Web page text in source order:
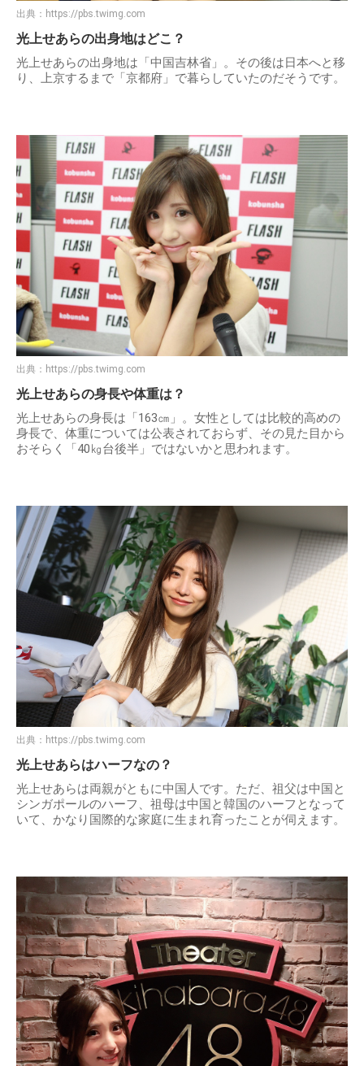
出典： https://pbs.twimg.com
光上せあらの出身地はどこ？
光上せあらの出身地は「中国吉林省」。その後は日本へと移
り、上京するまで「京都府」で暮らしていたのだそうです。
出典： https://pbs.twimg.com
光上せあらの身長や体重は？
光上せあらの身長は「163㎝」。女性としては比較的高めの
身長で、体重については公表されておらず、その見た目から
おそらく「40㎏台後半」ではないかと思われます。
出典： https://pbs.twimg.com
光上せあらはハーフなの？
光上せあらは両親がともに中国人です。ただ、祖父は中国と
シンガポールのハーフ、祖母は中国と韓国のハーフとなって
いて、かなり国際的な家庭に生まれ育ったことが伺えます。